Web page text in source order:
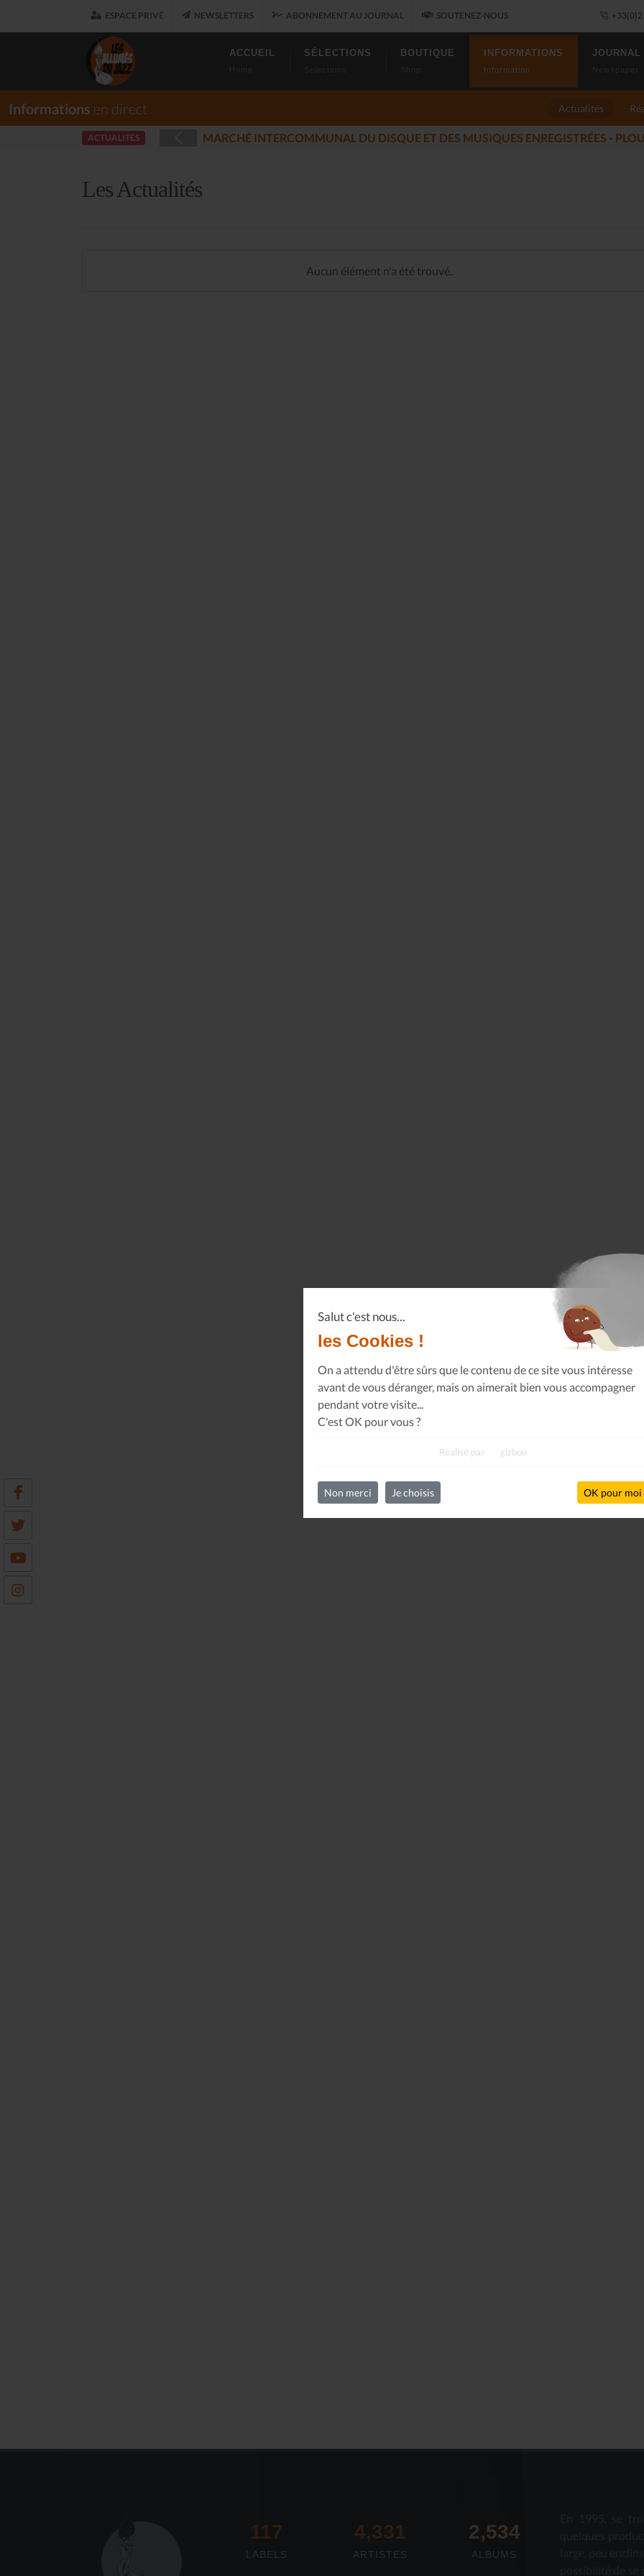
Salut c'est nous...
les Cookies !
On a attendu d'être sûrs que le contenu de ce site vous intéresse
avant de vous déranger, mais on aimerait bien vous accompagner
pendant votre visite...
C'est OK pour vous ?
Réalisé par gizboo
Non merci Je choisis OK pour moi
ESPACE PRIVÉ NEWSLETTERS ABONNEMENT AU JOURNAL SOUTENEZ-NOUS
ACCUEIL SÉLECTIONS BOUTIQUE INFORMATIONS
Information
JOURNAL
Informations en direct Actualités
ACTUALITÉS
(2025-12-17) LES ALLUMÉS DU JAZZ FONT SALON, LE PROGRAMME (2025-11-14)
Les Actualités
Aucun élément n'a été trouvé.
Le Journal n°44
Le Journal
117
LABELS
4,673
ARTISTES
2,712
ALBUMS